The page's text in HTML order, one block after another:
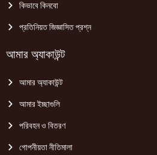
কিভাবে কিনবো
প্রতিনিয়ত জিজ্ঞাসিত প্রশ্ন
আমার অ্যাকাউন্ট
আমার অ্যাকাউন্ট
আমার ইচ্ছাগুলি
পরিবহন ও বিতরণ
গোপনীয়তা নীতিমালা